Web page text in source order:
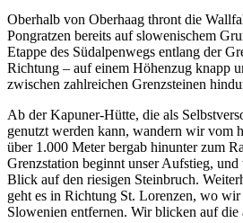
Oberhalb von Oberhaag thront die
Pongratzen bereits auf slowenischem
Etappe des Südalpenwegs entlang der
Richtung – auf einem Höhenzug knapp
zwischen zahlreichen Grenzsteinen
Ab der Kapuner-Hütte, die als
genutzt werden kann, wandern wir vom
über 1.000 Meter bergab hinunter zum
Grenzstation beginnt unser Aufstieg,
Blick auf den riesigen Steinbruch.
geht es in Richtung St. Lorenzen, wo
Slowenien entfernen. Wir blicken auf die